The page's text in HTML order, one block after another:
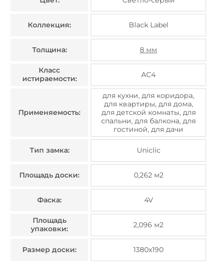
Коллекция: Black Label
Толщина: 8 мм
Класс
истираемости:
AC4
Применяемость:
для кухни, для коридора,
для квартиры, для дома,
для детской комнаты, для
спальни, для балкона, для
гостиной, для дачи
Тип замка: Uniclic
Площадь доски: 0,262 м2
Фаска: 4V
Площадь
упаковки:
2,096 м2
Размер доски: 1380х190